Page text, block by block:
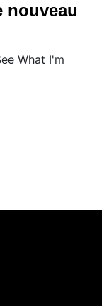
nouveau
What I'm